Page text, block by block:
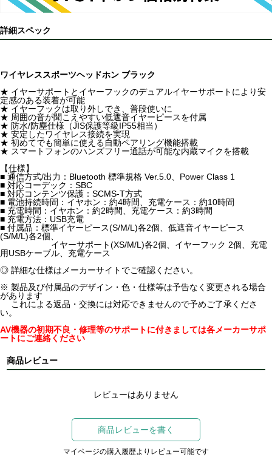
詳細スペック
ワイヤレススポーツヘッドホン ブラック
★ イヤーサポートとイヤーフックのデュアルイヤーサポートにより安
定感のある装着が可能
★ イヤーフックは取り外しでき、普段使いに
★ 周囲の音が聞こえやすい低遮音イヤーピースを付属
★ 防水/防塵仕様（JIS保護等級IP55相当）
★ 安定したワイヤレス接続を実現
★ 初めてでも簡単に使える自動ペアリング機能搭載
★ スマートフォンのハンズフリー通話が可能な内蔵マイクを搭載
【仕様】
■ 通信方式/出力：Bluetooth 標準規格 Ver.5.0、Power Class 1
■ 対応コーデック：SBC
■ 対応コンテンツ保護：SCMS-T方式
■ 電池持続時間：イヤホン：約4時間、充電ケース：約10時間
■ 充電時間：イヤホン：約2時間、充電ケース：約3時間
■ 充電方法：USB充電
■ 付属品：標準イヤーピース(S/M/L)各2個、低遮音イヤーピース
(S/M/L)各2個、
イヤーサポート(XS/M/L)各2個、イヤーフック 2個、充電
用USBケーブル、充電ケース
◎ 詳細な仕様はメーカーサイトでご確認ください。
※ 製品及び付属品のデザイン・色・仕様等は予告なく変更される場合
があります
これによる返品・交換には対応できませんので予めご了承くださ
い。
AV機器の初期不良・修理等のサポートに付きましては各メーカーサポ
ートにご連絡ください
商品レビュー
レビューはありません
商品レビューを書く
マイページの購入履歴よりレビュー可能です